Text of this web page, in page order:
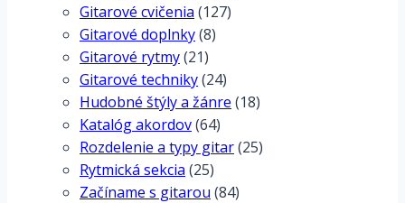
Gitarové cvičenia (127)
Gitarové doplnky(8)
Gitarové rytmy(21)
Gitarové techniky(24)
Hudobné štýly a žánre (18)
Katalóg akordov(64)
Rozdelenie a typy gitar(25)
Rytmická sekcia (25)
Začíname s gitarou (84)